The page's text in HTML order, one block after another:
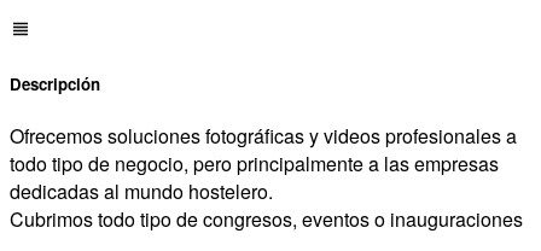
Descripción
Ofrecemos soluciones fotográficas y videos profesionales a
todo tipo de negocio, pero principalmente a las empresas
dedicadas al mundo hostelero.
Cubrimos todo tipo de congresos, eventos o inauguraciones